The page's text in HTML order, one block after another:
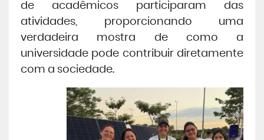
de acadêmicos participaram das
atividades, proporcionando uma
verdadeira mostra de como a
universidade pode contribuir diretamente
com a sociedade.